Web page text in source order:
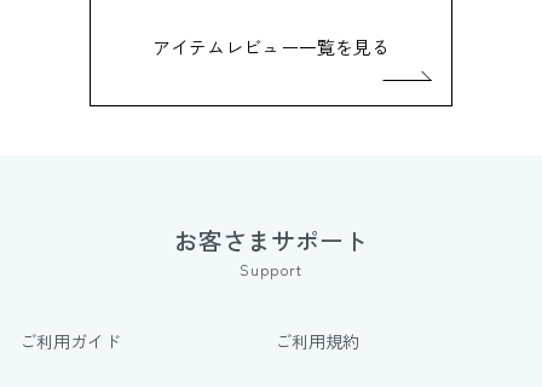
アイテムレビュー一覧を見る
お客さまサポート
Support
ご利用ガイド ご利用規約